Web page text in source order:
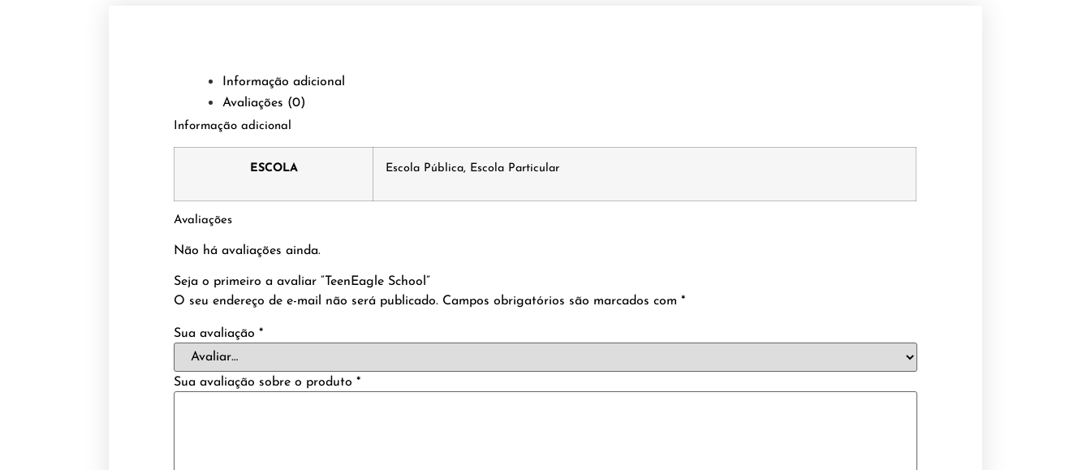
Informação adicional
Avaliações (0)
Informação adicional
ESCOLA Escola Pública, Escola Particular
Avaliações
Não há avaliações ainda.
Seja o primeiro a avaliar “TeenEagle School”
O seu endereço de e-mail não será publicado. Campos obrigatórios são marcados com*
Sua avaliação*
Sua avaliação sobre o produto*